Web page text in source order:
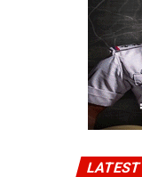
LATEST